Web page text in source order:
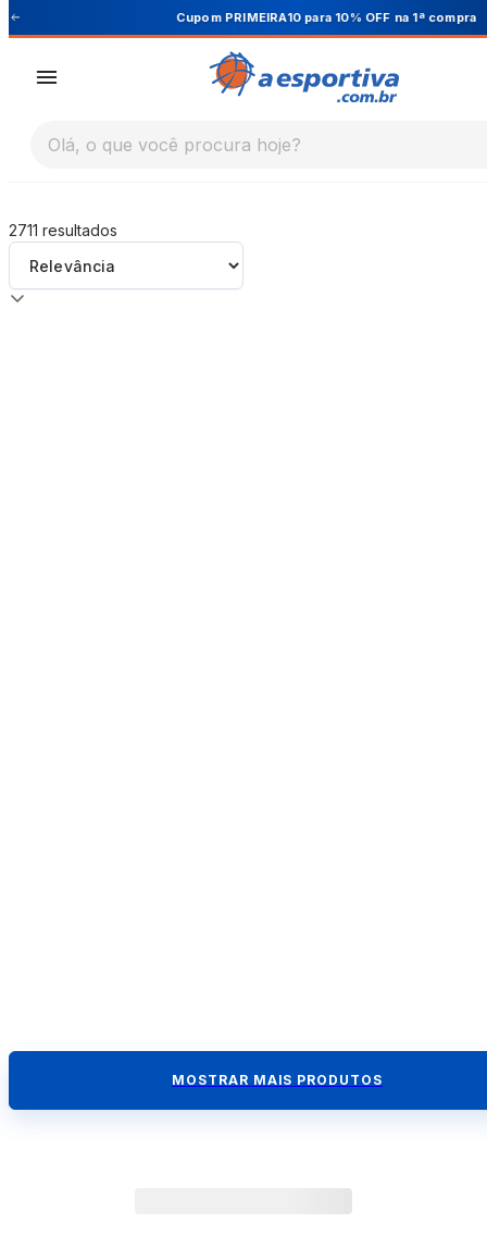
A Esportiva Cupom PRIMEIRA10 para 10% OFF na 1ª compra
Olá, o que você procura hoje?
2711 resultados
MOSTRAR MAIS PRODUTOS